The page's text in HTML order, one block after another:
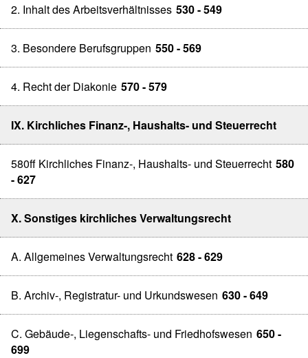
2. Inhalt des Arbeitsverhältnisses 530 - 549
3. Besondere Berufsgruppen 550 - 569
4. Recht der Diakonie 570 - 579
IX. Kirchliches Finanz-, Haushalts- und Steuerrecht
580ff Kirchliches Finanz-, Haushalts- und Steuerrecht 580
- 627
X. Sonstiges kirchliches Verwaltungsrecht
A. Allgemeines Verwaltungsrecht 628 - 629
B. Archiv-, Registratur- und Urkundswesen 630 - 649
C. Gebäude-, Liegenschafts- und Friedhofswesen 650 -
699